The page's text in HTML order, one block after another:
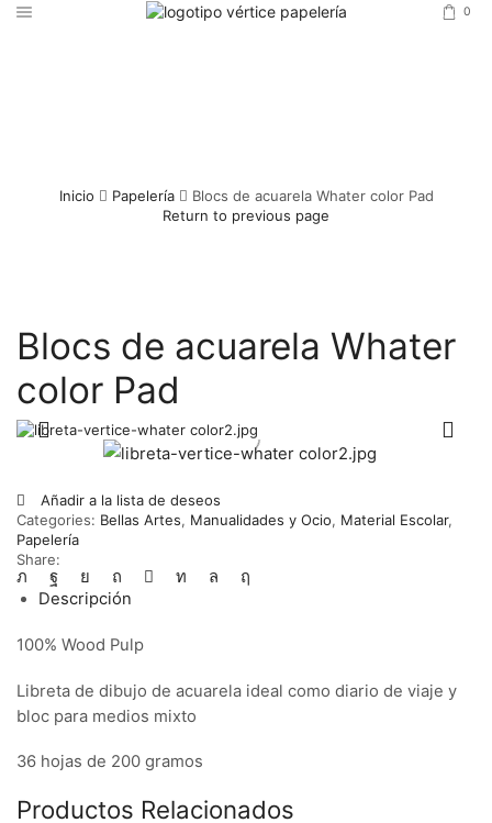
0
Inicio Papelería
Blocs de acuarela Whater color Pad
Return to previous page
Blocs de acuarela Whater
color Pad
Añadir a la lista de deseos
Categories: Bellas Artes, Manualidades y Ocio, Material Escolar,
Papelería
Share:
Descripción
100% Wood Pulp
Libreta de dibujo de acuarela ideal como diario de viaje y
bloc para medios mixto
36 hojas de 200 gramos
Productos Relacionados